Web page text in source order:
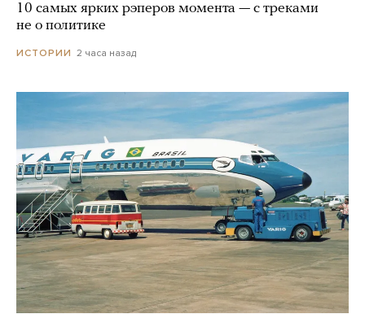
10 самых ярких рэперов момента — с треками
не о политике
ИСТОРИИ 2 часа назад